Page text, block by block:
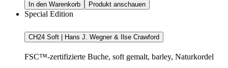
In den Warenkorb Produkt anschauen
Special Edition
CH24 Soft | Hans J. Wegner & Ilse Crawford
FSC™-zertifizierte Buche, soft gemalt, barley, Naturkordel